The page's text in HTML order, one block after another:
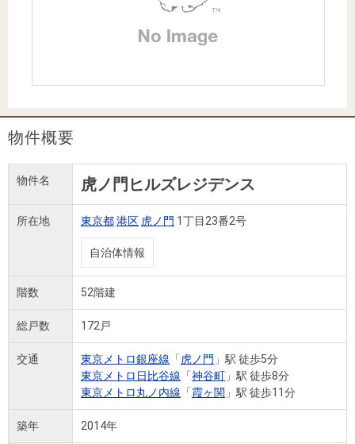
レーショ
ン
税金の本
（電子ブ
ック）
物件概要
物件名 虎ノ門ヒルズレジデンス
所在地 東京都港区 虎ノ門 1丁目23番2号
自治体情報
階数 52階建
総戸数 172戸
交通 東京メトロ銀座線 「 虎ノ門 」駅 徒歩5分
東京メトロ日比谷線 「神谷町 」駅 徒歩8分
東京メトロ丸ノ内線 「霞ヶ関 」駅 徒歩11分
築年 2014年